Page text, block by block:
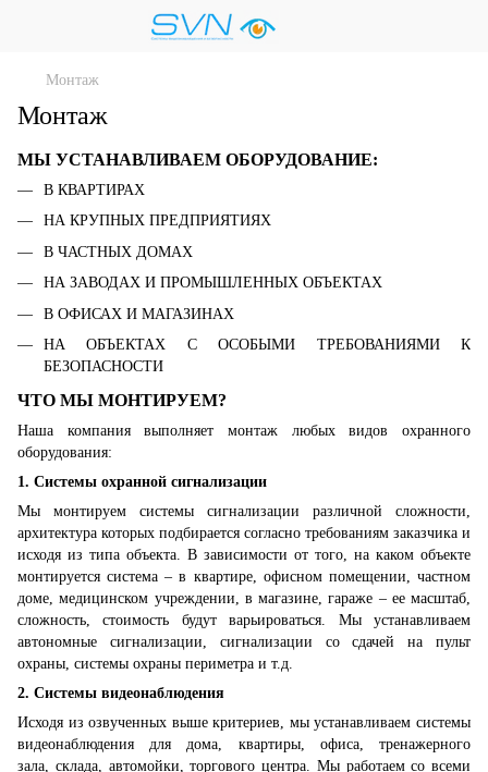
Монтаж
Монтаж
МЫ УСТАНАВЛИВАЕМ ОБОРУДОВАНИЕ:
В КВАРТИРАХ
НА КРУПНЫХ ПРЕДПРИЯТИЯХ
В ЧАСТНЫХ ДОМАХ
НА ЗАВОДАХ И ПРОМЫШЛЕННЫХ ОБЪЕКТАХ
В ОФИСАХ И МАГАЗИНАХ
НА ОБЪЕКТАХ С ОСОБЫМИ ТРЕБОВАНИЯМИ К
БЕЗОПАСНОСТИ
ЧТО МЫ МОНТИРУЕМ?
Наша компания выполняет монтаж любых видов охранного
оборудования:
1. Системы охранной сигнализации
Мы монтируем системы сигнализации различной сложности,
архитектура которых подбирается согласно требованиям заказчика и
исходя из типа объекта. В зависимости от того, на каком объекте
монтируется система – в квартире, офисном помещении, частном
доме, медицинском учреждении, в магазине, гараже – ее масштаб,
сложность, стоимость будут варьироваться. Мы устанавливаем
автономные сигнализации, сигнализации со сдачей на пульт
охраны, системы охраны периметра и т.д.
2. Системы видеонаблюдения
Исходя из озвученных выше критериев, мы устанавливаем системы
видеонаблюдения для дома, квартиры, офиса, тренажерного
зала, склада, автомойки, торгового центра. Мы работаем со всеми